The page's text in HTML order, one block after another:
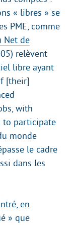
« libres » se
PME, comme
Net de
relèvent
libre ayant
[their]
with
to participate
monde
le cadre
dans les
en
» que